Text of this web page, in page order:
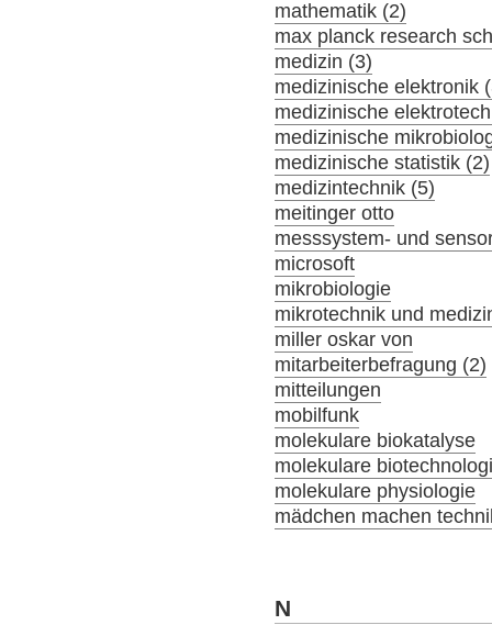
mathematik (2)
max planck research
medizin (3)
medizinische elektronik
medizinische
medizinische
medizinische statistik (2)
medizintechnik (5)
meitinger otto
messsystem- und
microsoft
mikrobiologie
mikrotechnik und
miller oskar von
mitarbeiterbefragung (2)
mitteilungen
mobilfunk
molekulare biokatalyse
molekulare
molekulare physiologie
mädchen machen
N